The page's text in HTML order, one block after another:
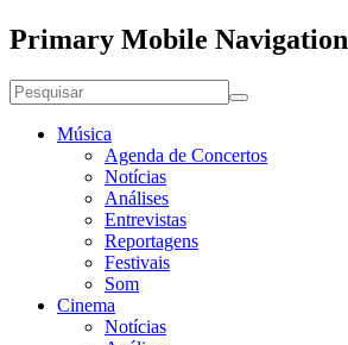
Primary Mobile Navigation
Música
Agenda de Concertos
Notícias
Análises
Entrevistas
Reportagens
Festivais
Som
Cinema
Notícias